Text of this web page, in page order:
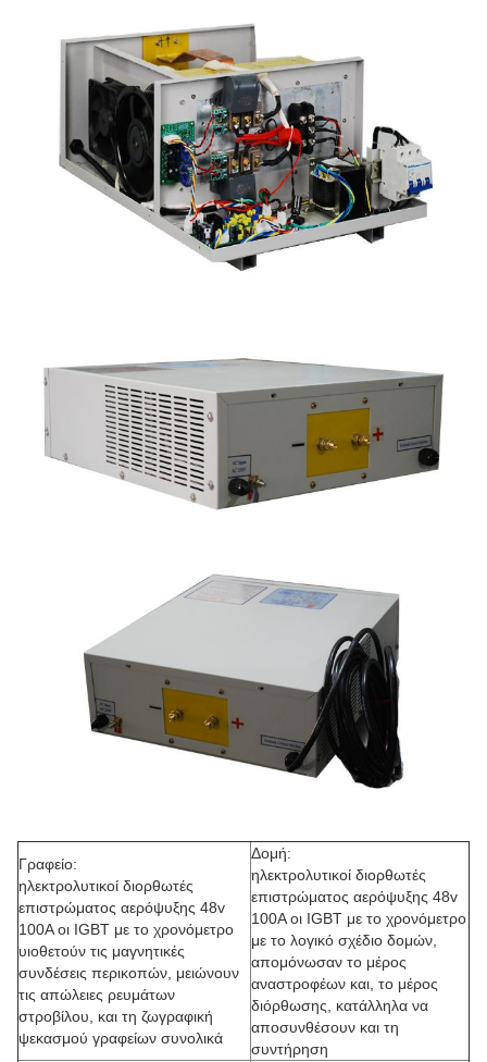
Γραφείο:
ηλεκτρολυτικοί διορθωτές
επιστρώματος αερόψυξης 48v
100A οι IGBT με το χρονόμετρο
υιοθετούν τις μαγνητικές
συνδέσεις περικοπών, μειώνουν
τις απώλειες ρευμάτων
στροβίλου, και τη ζωγραφική
ψεκασμού γραφείων συνολικά
Δομή:
ηλεκτρολυτικοί διορθωτές
επιστρώματος αερόψυξης 48v
100A οι IGBT με το χρονόμετρο
με το λογικό σχέδιο δομών,
απομόνωσαν το μέρος
αναστροφέων και, το μέρος
διόρθωσης, κατάλληλα να
αποσυνθέσουν και τη
συντήρηση